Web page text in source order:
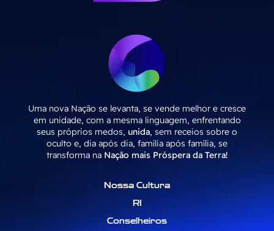
Uma nova Nação se levanta, se vende melhor e cresce
em unidade, com a mesma linguagem, enfrentando
seus próprios medos, unida, sem receios sobre o
oculto e, dia após dia, família após família, se
transforma na Nação mais Próspera da Terra!
Nossa Cultura
RI
Conselheiros